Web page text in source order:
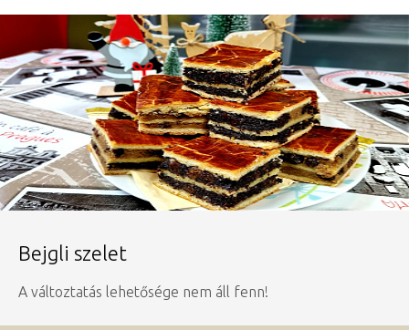
Bejgli szelet
A változtatás lehetősége nem áll fenn!